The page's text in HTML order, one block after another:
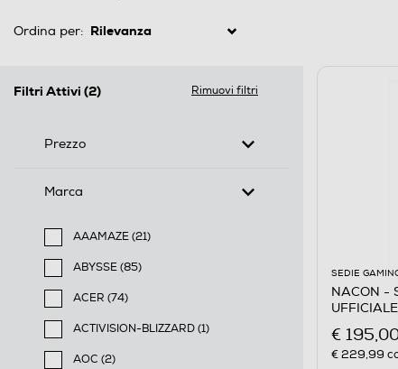
Ordina per:
Filtri Attivi (2) Rimuovi filtri
Prezzo
Marca
AAAMAZE (21)
Filtra per Marca: AAAMAZE
ABYSSE (85)
Filtra per Marca: ABYSSE
ACER (74)
Filtra per Marca: ACER
ACTIVISION-BLIZZARD (1)
Filtra per Marca: ACTIVISION-BLIZZARD
AOC (2)
SEDIE
NACON -
€
€ 229,99